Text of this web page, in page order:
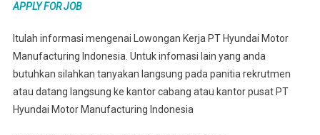
APPLY FOR JOB
Itulah informasi mengenai Lowongan Kerja PT Hyundai Motor
Manufacturing Indonesia. Untuk infomasi lain yang anda
butuhkan silahkan tanyakan langsung pada panitia rekrutmen
atau datang langsung ke kantor cabang atau kantor pusat PT
Hyundai Motor Manufacturing Indonesia